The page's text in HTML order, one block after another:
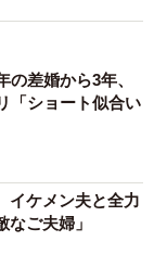
差婚から3年、
「ショート似合い
イケメン夫と全力
ご夫婦」